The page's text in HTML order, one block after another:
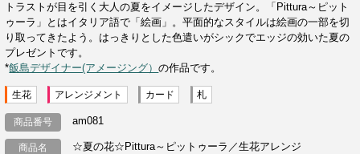
トラストが目を引く大人の夏をイメージしたデザイン。「Pittura～ピット
ゥーラ」とはイタリア語で「絵画」。平面的なスタイルは絵画の一部を切
り取ってきたよう。はっきりとした色遣いがシックでエッジの効いた夏の
プレゼントです。
*飯島デザイナー(アメージング）の作品です。
生花 アレンジメント カード 札
商品番号 am081
商品名 ☆夏の花☆Pittura～ピットゥーラ／生花アレンジ